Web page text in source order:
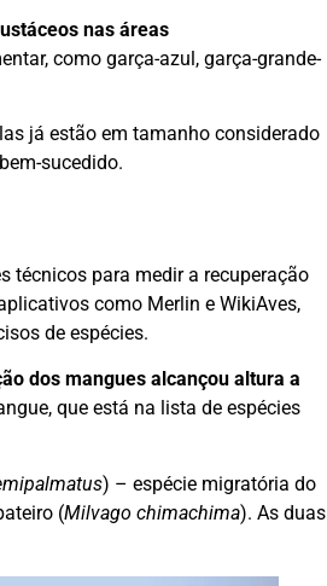
nas áreas
como garça-azul, garça-grande-
já estão em tamanho considerado
sucedido.
técnicos para medir a recuperação
como Merlin e WikiAves,
de espécies.
dos mangues alcançou altura a
que está na lista de espécies
) – espécie migratória do
(Milvago chimachima). As duas